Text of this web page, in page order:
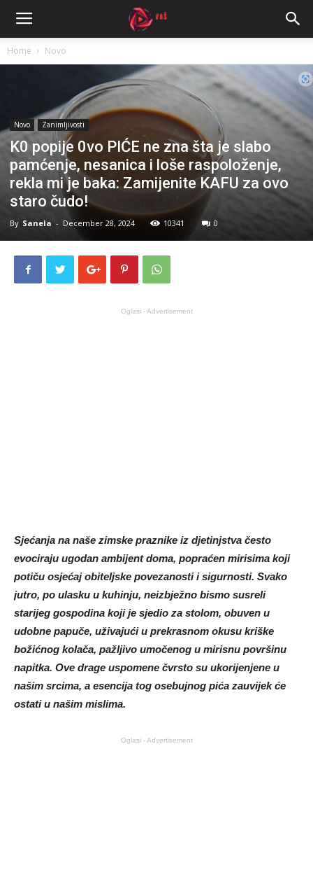
Home Novo
Novo Zanimljivosti
K0 popije 0vo PIĆE ne zna šta je slabo
pamćenje, nesanica i loše raspoloženje,
rekla mi je baka: Zamijenite KAFU za ovo
staro čudo!
By Sanela - December 28, 2024 10341 0
Oglasi - Advertisement
Sjećanja na naše zimske praznike iz djetinjstva često
evociraju ugodan ambijent doma, popraćen mirisima koji
potiču osjećaj obiteljske povezanosti i sigurnosti. Svako
jutro, po ulasku u kuhinju, neizbježno bismo susreli
starijeg gospodina koji je sjedio za stolom, obuven u
udobne papuče, uživajući u prekrasnom okusu kriške
božićnog kolača, pažljivo umočenog u mirisnu površinu
napitka. Ove drage uspomene čvrsto su ukorijenjene u
našim srcima, a esencija tog osebujnog pića zauvijek će
ostati u našim mislima.
Oglasi - Advertisement